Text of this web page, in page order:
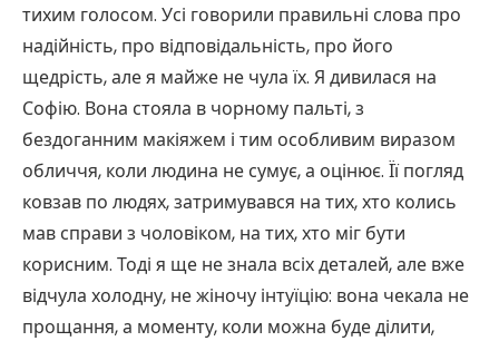
тихим голосом. Усі говорили правильні слова про
надійність, про відповідальність, про його
щедрість, але я майже не чула їх. Я дивилася на
Софію. Вона стояла в чорному пальті, з
бездоганним макіяжем і тим особливим виразом
обличчя, коли людина не сумує, а оцінює. Її погляд
ковзав по людях, затримувався на тих, хто колись
мав справи з чоловіком, на тих, хто міг бути
корисним. Тоді я ще не знала всіх деталей, але вже
відчула холодну, не жіночу інтуїцію: вона чекала не
прощання, а моменту, коли можна буде ділити,